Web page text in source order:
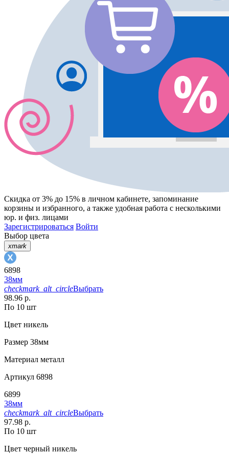
Скидка от 3% до 15% в личном кабинете, запоминание
корзины и избранного, а также удобная работа с несколькими
юр. и физ. лицами
Зарегистрироваться Войти
Выбор цвета
xmark
6898
38мм
checkmark_alt_circleВыбрать
98.96 р.
По 10 шт
Цвет никель
Размер 38мм
Материал металл
Артикул 6898
6899
38мм
checkmark_alt_circleВыбрать
97.98 р.
По 10 шт
Цвет черный никель